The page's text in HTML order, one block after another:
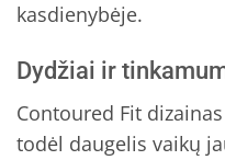
kasdienybėje.
Dydžiai ir
Contoured Fit
todėl daugelis vaikų